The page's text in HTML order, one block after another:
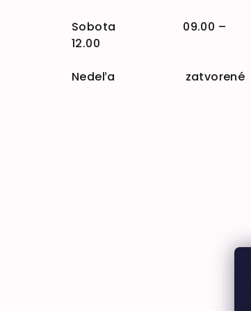
Sobota 09.00 –
12.00
Nedeľa zatvorené